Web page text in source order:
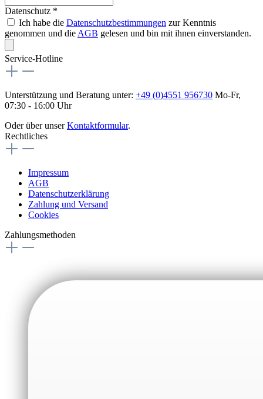
Datenschutz *
Ich habe die Datenschutzbestimmungen zur Kenntnis
genommen und die AGB gelesen und bin mit ihnen einverstanden.
Service-Hotline
Unterstützung und Beratung unter: +49 (0)4551 956730 Mo-Fr,
07:30 - 16:00 Uhr
Oder über unserKontaktformular.
Rechtliches
Impressum
AGB
Datenschutzerklärung
Zahlung und Versand
Cookies
Zahlungsmethoden